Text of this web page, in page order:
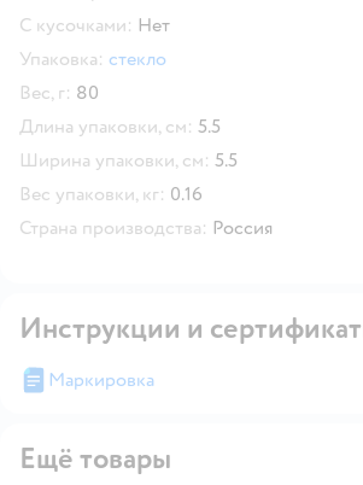
С кусочками: Нет
Упаковка: стекло
Вес, г: 80
Длина упаковки, см: 5.5
Ширина упаковки, см: 5.5
Вес упаковки, кг: 0.16
Страна производства: Россия
Инструкции и
Маркировка
Ещё товары